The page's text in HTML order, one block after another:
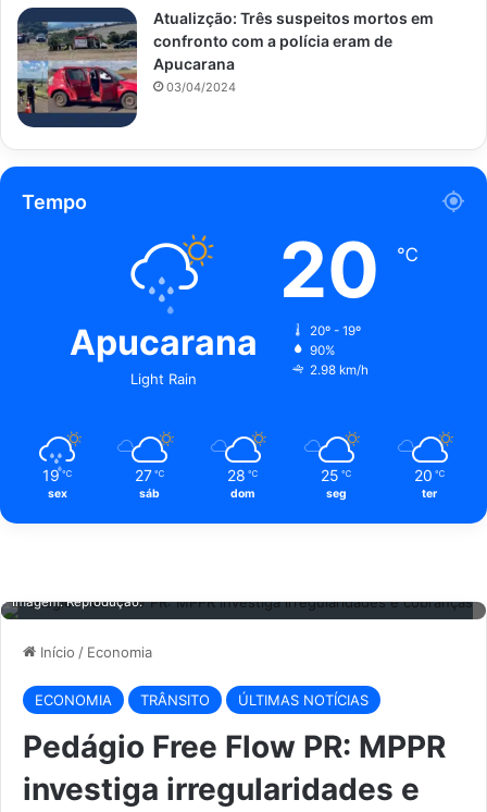
Imagem: Reprodução.
Início / Economia
ECONOMIA TRÂNSITO ÚLTIMAS NOTÍCIAS
Pedágio Free Flow PR: MPPR
investiga irregularidades e
Atualizção: Três suspeitos mortos em
confronto com a polícia eram de
Apucarana
03/04/2024
Tempo
Apucarana
Light Rain
20 ℃
20º - 19º
90%
2.98 km/h
19 ℃
sex
27 ℃
sáb
28 ℃
dom
25 ℃
seg
20 ℃
ter